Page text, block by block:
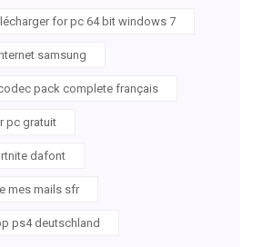
for pc 64 bit windows 7
samsung
pack complete français
pc gratuit
dafont
mes mails sfr
ps4 deutschland